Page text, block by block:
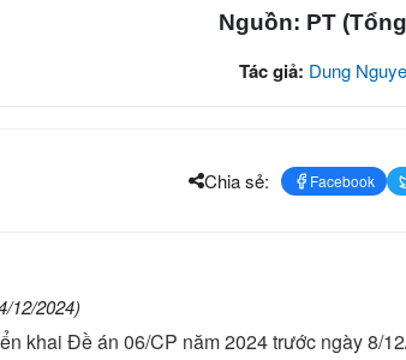
Nguồn: PT
Tác giả: Dung
Chia sẻ: Facebook
12/2024)
khai Đề án 06/CP năm 2024 trước ngày 8/